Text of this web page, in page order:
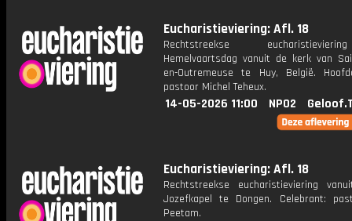
Eucharistieviering: Afl. 18
Rechtstreekse
Hemelvaartsdag vanuit de kerk van
en-Outremeuse te Huy, België.
pastoor Michel Teheux.
14-05-2026 11:00 NPO2
Eucharistieviering: Afl. 18
Rechtstreekse eucharistieviering
Jozefkapel te Dongen. Celebrant:
Peetam.